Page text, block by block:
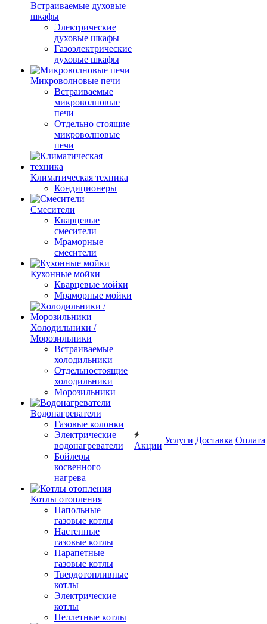
Встраиваемые духовые
шкафы
Электрические
духовые шкафы
Газоэлектрические
духовые шкафы
Микроволновые печи
Встраиваемые
микроволновые
печи
Отдельно стоящие
микроволновые
печи
Климатическая техника
Кондиционеры
Смесители
Кварцевые
смесители
Мраморные
смесители
Кухонные мойки
Кварцевые мойки
Мраморные мойки
Холодильники /
Морозильники
Встраиваемые
холодильники
Отдельностоящие
холодильники
Морозильники
Водонагреватели
Газовые колонки
Электрические
водонагреватели
Бойлеры
косвенного
нагрева
Котлы отопления
Напольные
газовые котлы
Настенные
газовые котлы
Парапетные
газовые котлы
Твердотопливные
котлы
Электрические
котлы
Пеллетные котлы
Акции
Услуги Доставка Оплата